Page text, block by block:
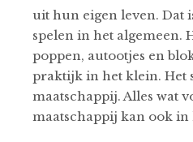
uit hun eigen leven. Dat
spelen in het algemeen.
poppen, autootjes en
praktijk in het klein. Het
maatschappij. Alles wat
maatschappij kan ook in